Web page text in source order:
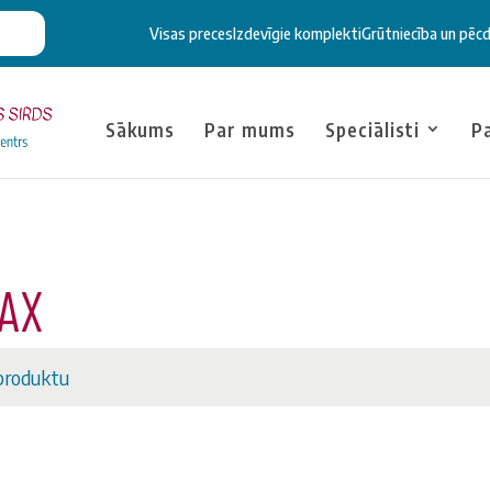
Visas precesIzdevīgie komplektiGrūtniecība un
Sākums Par mums Speciālisti